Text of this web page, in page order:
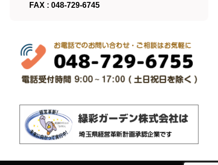
FAX : 048-729-6745